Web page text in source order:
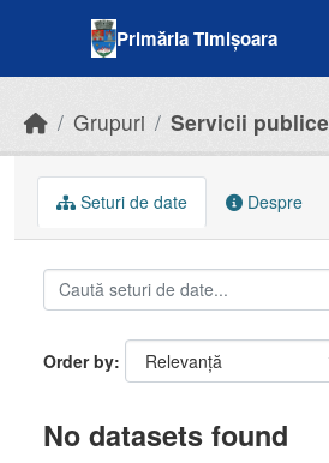
Primăria Timișoara
Grupuri Servicii publice
Seturi de date Despre
Order by
No datasets found